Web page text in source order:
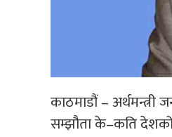
काठमाडौं – अर्थमन्त्री
सम्झौता के–कति देशको